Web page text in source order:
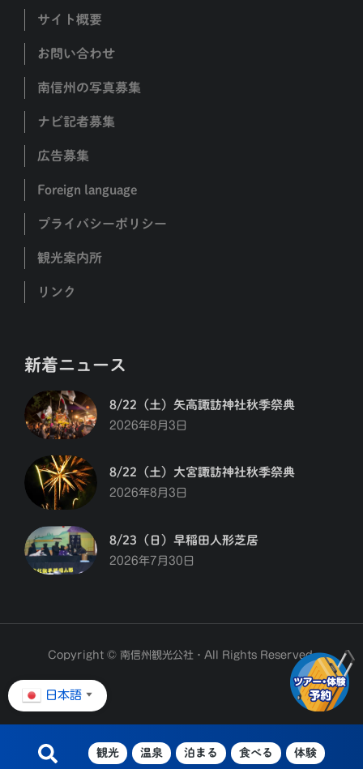
サイト概要
お問い合わせ
南信州の写真募集
ナビ記者募集
広告募集
Foreign language
プライバシーポリシー
観光案内所
リンク
新着ニュース
8/22（土）矢高諏訪神社秋季祭典
2026年8月3日
8/22（土）大宮諏訪神社秋季祭典
2026年8月3日
8/23（日）早稲田人形芝居
2026年7月30日
Copyright © 南信州観光公社・All Rights Reserved.
日本語 ▼
観光 温泉 泊まる 食べる 体験